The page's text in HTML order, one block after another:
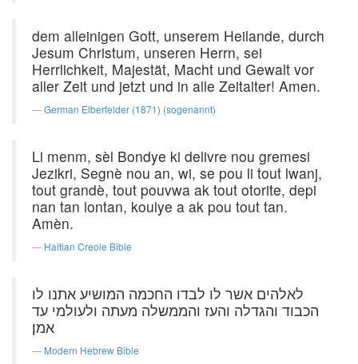
dem alleinigen Gott, unserem Heilande, durch
Jesum Christum, unseren Herrn, sei
Herrlichkeit, Majestät, Macht und Gewalt vor
aller Zeit und jetzt und in alle Zeitalter! Amen.
German Elberfelder (1871) (sogenannt)
Li menm, sèl Bondye ki delivre nou gremesi
Jezikri, Segnè nou an, wi, se pou li tout lwanj,
tout grandè, tout pouvwa ak tout otorite, depi
nan tan lontan, koulye a ak pou tout tan.
Amèn.
Haitian Creole Bible
לאלהים אשר לו לבדו החכמה המושיע אתנו לו
הכבוד והגדלה והעז והממשלה מעתה ולעולמי עד
אמן׃
Modern Hebrew Bible